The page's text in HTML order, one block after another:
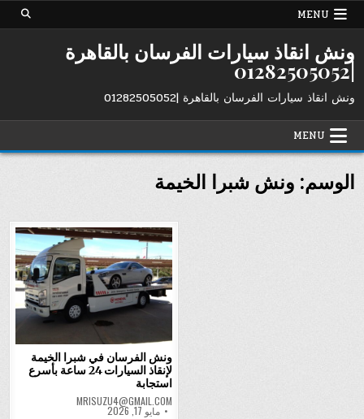
Skip
MENU
ونش انقاذ سيارات الفرسان بالقاهرة
|01282505052
ونش انقاذ سيارات الفرسان بالقاهرة |01282505052
MENU
الوسم: ونش شبرا الخيمة
ونش الفرسان في شبرا الخيمة
لإنقاذ السيارات 24 ساعة بأسرع
استجابة
MRISUZU4@GMAIL.COM
مايو 17, 2026